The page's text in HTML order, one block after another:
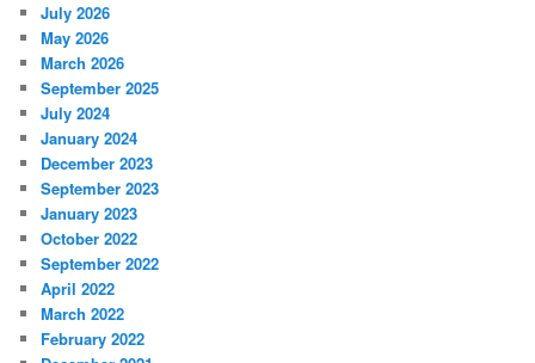
July 2026
May 2026
March 2026
September 2025
July 2024
January 2024
December 2023
September 2023
January 2023
October 2022
September 2022
April 2022
March 2022
February 2022